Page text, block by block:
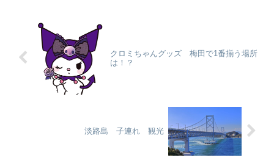
クロミちゃんグッズ 梅田で1番揃う場所
は！？
淡路島 子連れ 観光